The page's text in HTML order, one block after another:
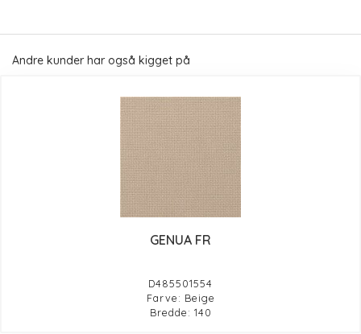
Andre kunder har også kigget på
GENUA FR
D485501554
Farve: Beige
Bredde: 140